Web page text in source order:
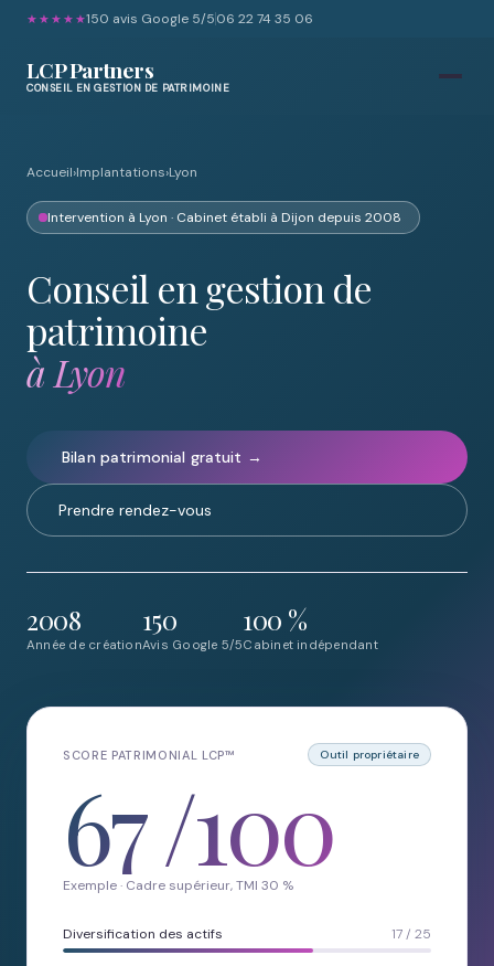
★★★★★150 avis Google 5/506 22 74 35 06
LCP Partners
CONSEIL EN GESTION DE PATRIMOINE
Accueil›Implantations›Lyon
Intervention à Lyon · Cabinet établi à Dijon depuis 2008
Conseil en gestion de
patrimoine
à Lyon
Bilan patrimonial gratuit →
Prendre rendez-vous
2008
Année de création
150
Avis Google 5/5
100 %
Cabinet indépendant
SCORE PATRIMONIAL LCP™ Outil propriétaire
67/100
Exemple · Cadre supérieur, TMI 30 %
Diversification des actifs 17 / 25